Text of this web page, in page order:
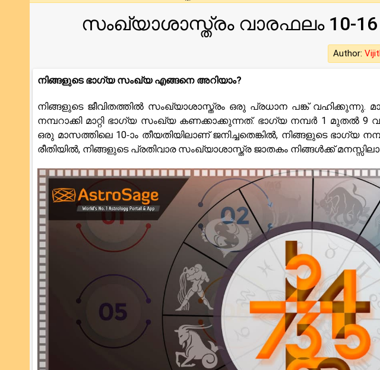
സംഖ്യാശാസ്ത്രം വാരഫലം 10-
Author:
നിങ്ങളുടെ ഭാഗ്യ സംഖ്യ എങ്ങനെ അറിയാം?
നിങ്ങളുടെ ജീവിതത്തിൽ സംഖ്യാശാസ്ത്രം ഒരു പ്രധാന പങ്ക് വഹിക്കുന്നു.
നമ്പറാക്കി മാറ്റി ഭാഗ്യ സംഖ്യ കണക്കാക്കുന്നത്. ഭാഗ്യ നമ്പർ 1 മുതൽ
ഒരു മാസത്തിലെ 10-ാം തീയതിയിലാണ് ജനിച്ചതെങ്കിൽ, നിങ്ങളുടെ ഭാഗ്യ
രീതിയിൽ, നിങ്ങളുടെ പ്രതിവാര സംഖ്യാശാസ്ത്ര ജാതകം നിങ്ങൾക്ക്